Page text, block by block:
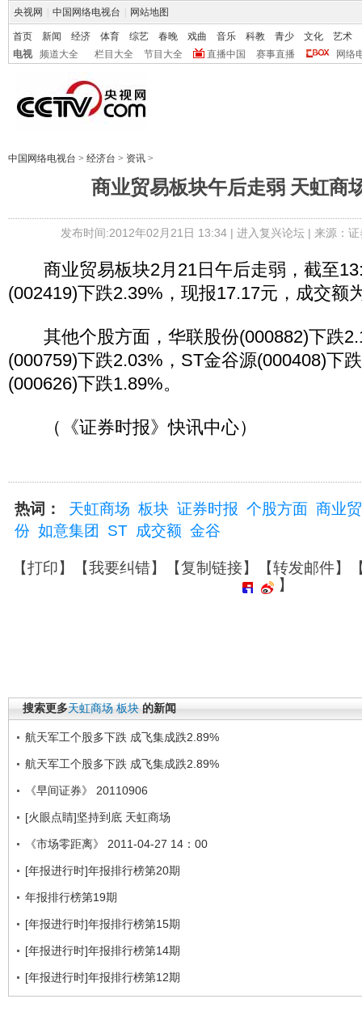
央视网 中国网络电视台 网站地图
首页 新闻 经济 体育 综艺 春晚 戏曲 音乐 科教 青少 文化
艺术
电视
频道大全 栏目大全 节目大全 直播中国 赛事直播 网络
中国网络电视台 > 经济台 > 资讯 >
商业贸易板块午后走弱 天虹商
发布时间:2012年02月21日 13:34 | 进入复兴论坛| 来源：
商业贸易板块2月21日午后走弱，截至
(002419)下跌2.39%，现报17.17元，成交额
其他个股方面，华联股份(000882)下跌
(000759)下跌2.03%，ST金谷源(000408)下
(000626)下跌1.89%。
（《证券时报》快讯中心）
热词： 天虹商场 板块 证券时报 个股方面 商业
份 如意集团 ST 成交额 金谷
【打印】【我要纠错】【复制链接】【转发邮件】
】
搜索更多天虹商场 板块 的新闻
航天军工个股多下跌 成飞集成跌2.89%
航天军工个股多下跌 成飞集成跌2.89%
《早间证券》 20110906
[火眼点睛]坚持到底 天虹商场
《市场零距离》 2011-04-27 14：00
[年报进行时]年报排行榜第20期
年报排行榜第19期
[年报进行时]年报排行榜第15期
[年报进行时]年报排行榜第14期
[年报进行时]年报排行榜第12期